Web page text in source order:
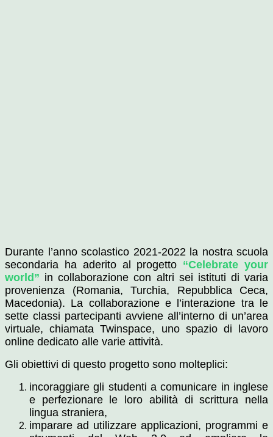
Durante l’anno scolastico 2021-2022 la nostra scuola
secondaria ha aderito al progetto “Celebrate your
world” in collaborazione con altri sei istituti di varia
provenienza (Romania, Turchia, Repubblica Ceca,
Macedonia). La collaborazione e l’interazione tra le
sette classi partecipanti avviene all’interno di un’area
virtuale, chiamata Twinspace, uno spazio di lavoro
online dedicato alle varie attività.
Gli obiettivi di questo progetto sono molteplici:
incoraggiare gli studenti a comunicare in inglese
e perfezionare le loro abilità di scrittura nella
lingua straniera,
imparare ad utilizzare applicazioni, programmi e